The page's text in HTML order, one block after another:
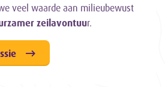
veel waarde aan milieubewust
zeilavontuur.